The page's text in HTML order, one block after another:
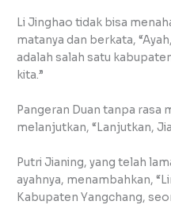
Li Jinghao tidak bisa
matanya dan berkata,
adalah salah satu
kita.”
Pangeran Duan tanpa rasa
melanjutkan, “Lanjutkan,
Putri Jianing, yang telah
ayahnya, menambahkan,
Kabupaten Yangchang,